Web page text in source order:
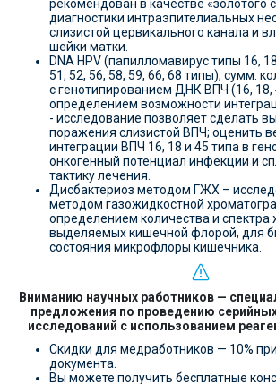
рекомендован в качестве «золотого
диагностики интраэпителиальных
слизистой цервикального канала и
шейки матки.
DNA HPV (папилломавирус типы 16,
51, 52, 56, 58, 59, 66, 68 типы), сумм.
с генотипированием ДНК ВПЧ (16, 18,
определением возможности
- исследование позволяет сделать
поражения слизистой ВПЧ; оценить
интеграции ВПЧ 16, 18 и 45 типа в
онкогенный потенциал инфекции и
тактику лечения.
Дисбактериоз методом ГЖХ –
методом газожидкостной
определением количества и спектра
выделяемых кишечной флорой, для
состояния микрофлоры кишечника.
Вниманию научных работников —
предложения по проведению
исследований с использованием
Скидки для медработников — 10%
документа.
Вы можете получить бесплатные